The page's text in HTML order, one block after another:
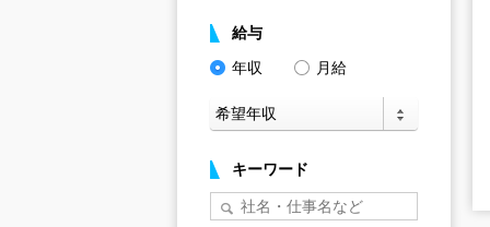
給与
年収
月給
キーワード